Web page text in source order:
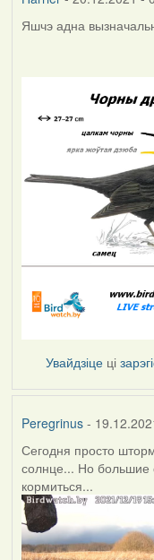
Яшчэ адна
Увайдзіце ці
Peregrinus-
Сегодня просто
солнце... Но большие
кормиться...